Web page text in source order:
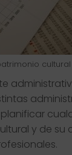
cultural
y de